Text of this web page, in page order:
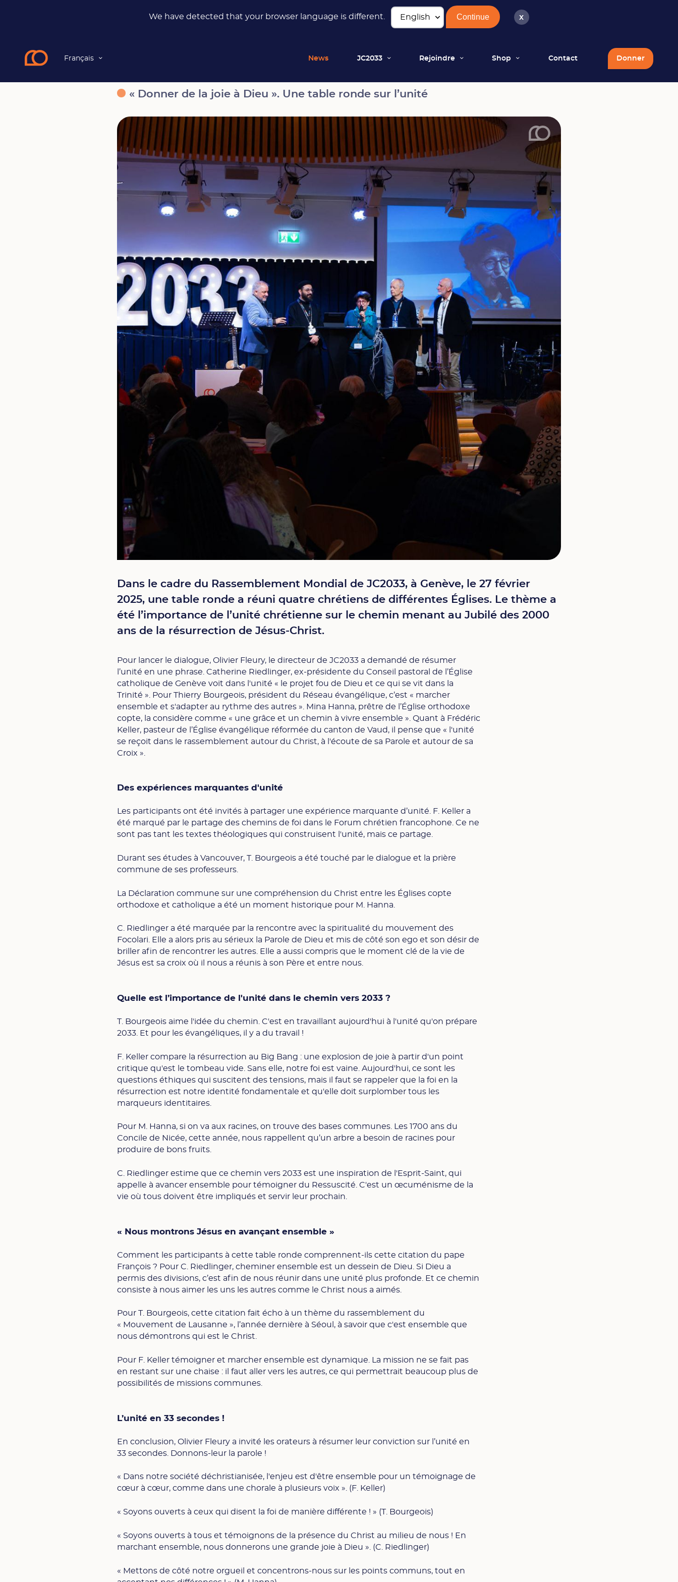
We have detected that your browser language is different. Continue x
Français News JC2033 Rejoindre Shop Contact Donner
News « Donner de la joie à Dieu ». Une table ronde sur l’unité
« Donner de la joie à Dieu ». Une table ronde sur l’unité
Dans le cadre du Rassemblement Mondial de JC2033, à Genève, le 27 février
2025, une table ronde a réuni quatre chrétiens de différentes Églises. Le thème a
été l’importance de l’unité chrétienne sur le chemin menant au Jubilé des 2000
ans de la résurrection de Jésus-Christ.
Pour lancer le dialogue, Olivier Fleury, le directeur de JC2033 a demandé de résumer
l’unité en une phrase. Catherine Riedlinger, ex-présidente du Conseil pastoral de l’Église
catholique de Genève voit dans l'unité « le projet fou de Dieu et ce qui se vit dans la
Trinité ». Pour Thierry Bourgeois, président du Réseau évangélique, c’est « marcher
ensemble et s'adapter au rythme des autres ». Mina Hanna, prêtre de l’Église orthodoxe
copte, la considère comme « une grâce et un chemin à vivre ensemble ». Quant à Frédéric
Keller, pasteur de l’Église évangélique réformée du canton de Vaud, il pense que « l'unité
se reçoit dans le rassemblement autour du Christ, à l'écoute de sa Parole et autour de sa
Croix ».
Des expériences marquantes d'unité
Les participants ont été invités à partager une expérience marquante d’unité. F. Keller a
été marqué par le partage des chemins de foi dans le Forum chrétien francophone. Ce ne
sont pas tant les textes théologiques qui construisent l'unité, mais ce partage.
Durant ses études à Vancouver, T. Bourgeois a été touché par le dialogue et la prière
commune de ses professeurs.
La Déclaration commune sur une compréhension du Christ entre les Églises copte
orthodoxe et catholique a été un moment historique pour M. Hanna.
C. Riedlinger a été marquée par la rencontre avec la spiritualité du mouvement des
Focolari. Elle a alors pris au sérieux la Parole de Dieu et mis de côté son ego et son désir de
briller afin de rencontrer les autres. Elle a aussi compris que le moment clé de la vie de
Jésus est sa croix où il nous a réunis à son Père et entre nous.
Quelle est l’importance de l'unité dans le chemin vers 2033 ?
T. Bourgeois aime l'idée du chemin. C'est en travaillant aujourd'hui à l'unité qu'on prépare
2033. Et pour les évangéliques, il y a du travail !
F. Keller compare la résurrection au Big Bang : une explosion de joie à partir d'un point
critique qu'est le tombeau vide. Sans elle, notre foi est vaine. Aujourd'hui, ce sont les
questions éthiques qui suscitent des tensions, mais il faut se rappeler que la foi en la
résurrection est notre identité fondamentale et qu'elle doit surplomber tous les
marqueurs identitaires.
Pour M. Hanna, si on va aux racines, on trouve des bases communes. Les 1700 ans du
Concile de Nicée, cette année, nous rappellent qu’un arbre a besoin de racines pour
produire de bons fruits.
C. Riedlinger estime que ce chemin vers 2033 est une inspiration de l'Esprit-Saint, qui
appelle à avancer ensemble pour témoigner du Ressuscité. C'est un œcuménisme de la
vie où tous doivent être impliqués et servir leur prochain.
« Nous montrons Jésus en avançant ensemble »
Comment les participants à cette table ronde comprennent-ils cette citation du pape
François ? Pour C. Riedlinger, cheminer ensemble est un dessein de Dieu. Si Dieu a
permis des divisions, c’est afin de nous réunir dans une unité plus profonde. Et ce chemin
consiste à nous aimer les uns les autres comme le Christ nous a aimés.
Pour T. Bourgeois, cette citation fait écho à un thème du rassemblement du
« Mouvement de Lausanne », l’année dernière à Séoul, à savoir que c'est ensemble que
nous démontrons qui est le Christ.
Pour F. Keller témoigner et marcher ensemble est dynamique. La mission ne se fait pas
en restant sur une chaise : il faut aller vers les autres, ce qui permettrait beaucoup plus de
possibilités de missions communes.
L’unité en 33 secondes !
En conclusion, Olivier Fleury a invité les orateurs à résumer leur conviction sur l’unité en
33 secondes. Donnons-leur la parole !
« Dans notre société déchristianisée, l'enjeu est d'être ensemble pour un témoignage de
cœur à cœur, comme dans une chorale à plusieurs voix ». (F. Keller)
« Soyons ouverts à ceux qui disent la foi de manière différente ! » (T. Bourgeois)
« Soyons ouverts à tous et témoignons de la présence du Christ au milieu de nous ! En
marchant ensemble, nous donnerons une grande joie à Dieu ». (C. Riedlinger)
« Mettons de côté notre orgueil et concentrons-nous sur les points communs, tout en